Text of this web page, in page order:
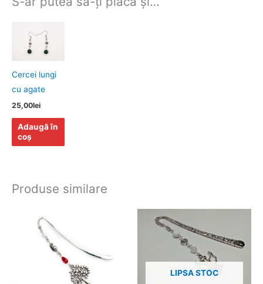
Cercei lungi
cu agate
25,00lei
Adaugă în
coș
Produse similare
LIPSA STOC